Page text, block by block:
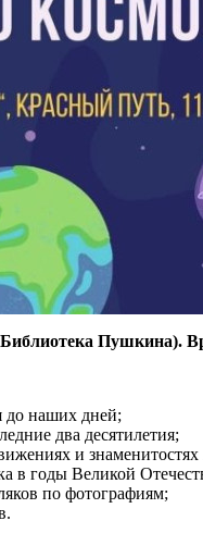
Пушкина).
до наших дней;
два десятилетия;
и
в годы Великой
по фотографиям;